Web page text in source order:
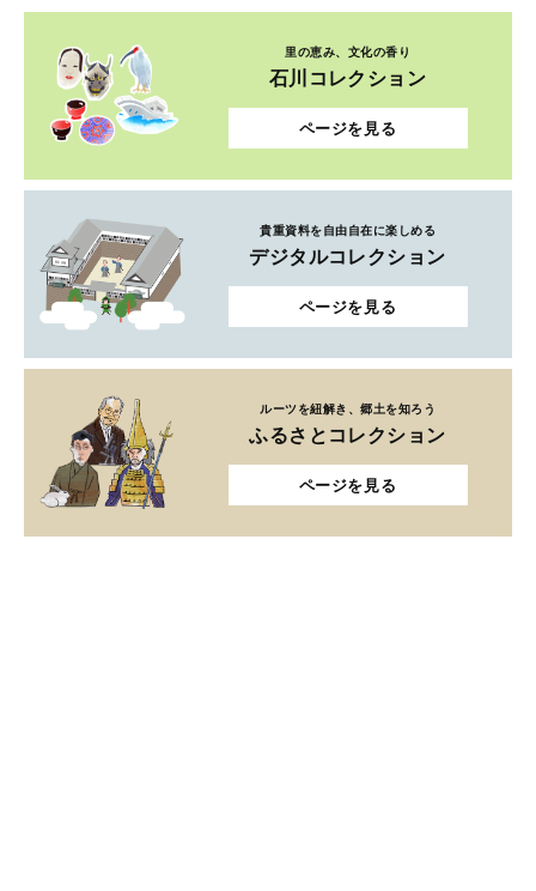
里の恵み、文化の香り
石川コレクション
ページを見る
貴重資料を自由自在に楽しめる
デジタルコレクション
ページを見る
ルーツを紐解き、郷土を知ろう
ふるさとコレクション
ページを見る